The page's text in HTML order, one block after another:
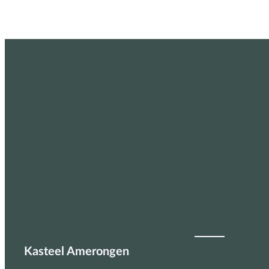
Kasteel Amerongen